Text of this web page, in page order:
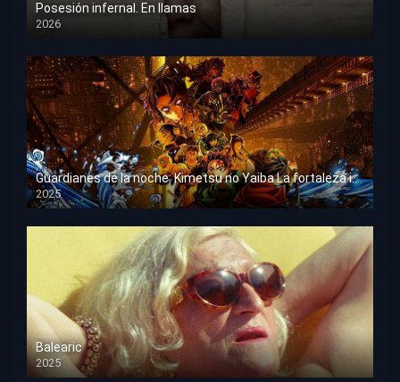
Posesión infernal. En llamas
2026
HD 1080p
Guardianes de la noche: Kimetsu no Yaiba La fortaleza infinita
2025
HD 1080p
Balearic
2025
HD 1080p